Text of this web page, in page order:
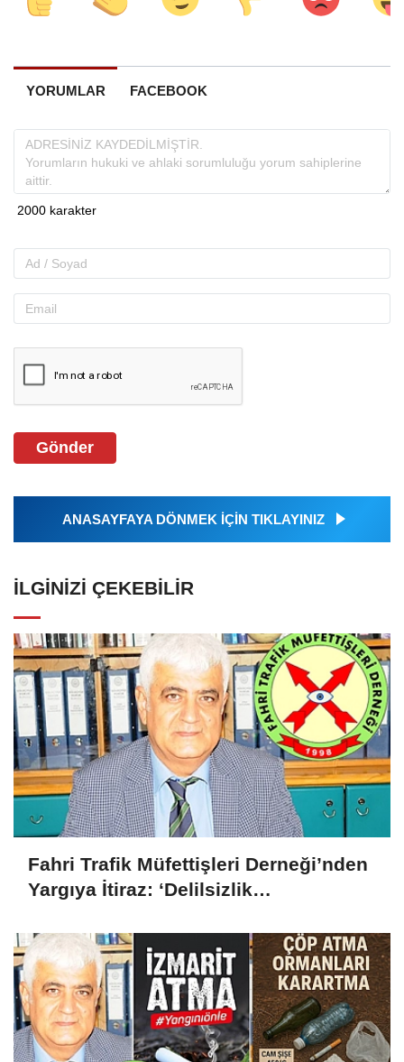
YORUMLAR FACEBOOK
Gönder
ANASAYFAYA DÖNMEK İÇİN TIKLAYINIZ
İLGINIZI ÇEKEBILIR
Fahri Trafik Müfettişleri Derneği’nden
Yargıya İtiraz: ‘Delilsizlik
Hukuksuzdur’